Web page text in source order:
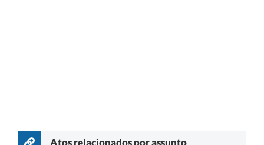
Atos relacionados por assunto